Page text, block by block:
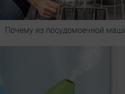
Почему из посудомоечной